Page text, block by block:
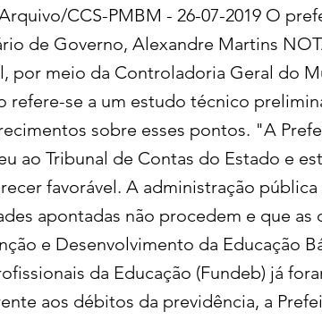
CCS-PMBM - 26-07-2019 O
de Governo, Alexandre Martins
por meio da Controladoria Geral do
refere-se a um estudo técnico
sobre esses pontos. "A
ao Tribunal de Contas do Estado e
favorável. A administração
apontadas não procedem e que as
e Desenvolvimento da Educação
da Educação (Fundeb) já
aos débitos da previdência, a